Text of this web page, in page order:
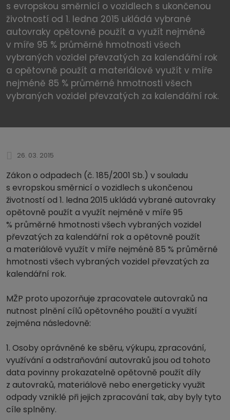
s evropskou směrnicí o vozidlech s ukončenou
životností od 1. ledna 2015 ukládá vybrané
autovraky opětovně použít a využít nejméně
v míře 95 % průměrné hmotnosti všech
vybraných vozidel převzatých za kalendářní rok
a opětovně použít a materiálově využít v míře
nejméně 85 % průměrné hmotnosti všech
vybraných vozidel převzatých za kalendářní rok.
26. 03. 2015
Zákon o odpadech (č. 185/2001 Sb.) v souladu
s evropskou směrnicí o vozidlech s ukončenou
životností od 1. ledna 2015 ukládá vybrané autovraky
opětovně použít a využít nejméně v míře 95
% průměrné hmotnosti všech vybraných vozidel
převzatých za kalendářní rok a opětovně použít
a materiálově využít v míře nejméně 85 % průměrné
hmotnosti všech vybraných vozidel převzatých za
kalendářní rok.
MŽP proto upozorňuje zpracovatele autovraků na
nutnost plnění cílů opětovného použití a využití
zejména následovně:
1. Osoby oprávněné ke sběru, výkupu, zpracování,
využívání a odstraňování autovraků jsou od tohoto
data povinny prokazatelně opětovně použít díly
z autovraků, materiálově nebo energeticky využit
odpady vzniklé při jejich zpracování tak, aby byly tyto
cíle splněny.